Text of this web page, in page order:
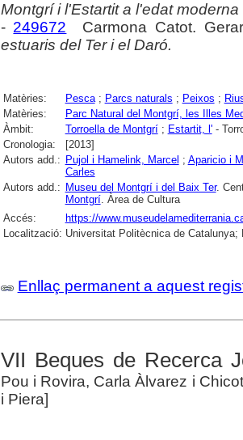
Montgrí i l'Estartit a l'edat
- 249672 Carmona Catot.
estuaris del Ter i el Daró.
Matèries: Pesca; Parcs naturals ; Peixos ;
Matèries:
Parc Natural del Montgrí, les Illes
Àmbit:
Torroella de Montgrí; Estartit, l'-
Cronologia:
[2013]
Autors add.: Pujol i Hamelink, Marcel ; Aparicio i
Carles
Autors add.: Museu del Montgrí i del Baix Ter.
Montgrí. Àrea de Cultura
Accés:
https://
Localització: Universitat Politècnica de
Enllaç permanent a aquest
VII Beques de Recerca
Pou i Rovira, Carla Àlvarez i
i Piera]